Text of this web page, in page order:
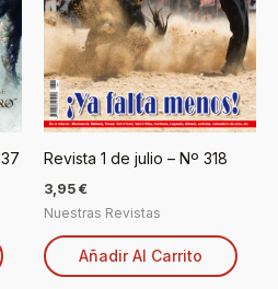
Revista 1 de julio – Nº 318
3,95 €
Nuestras Revistas
Añadir Al Carrito